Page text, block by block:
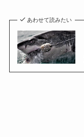
あわせて読みたい